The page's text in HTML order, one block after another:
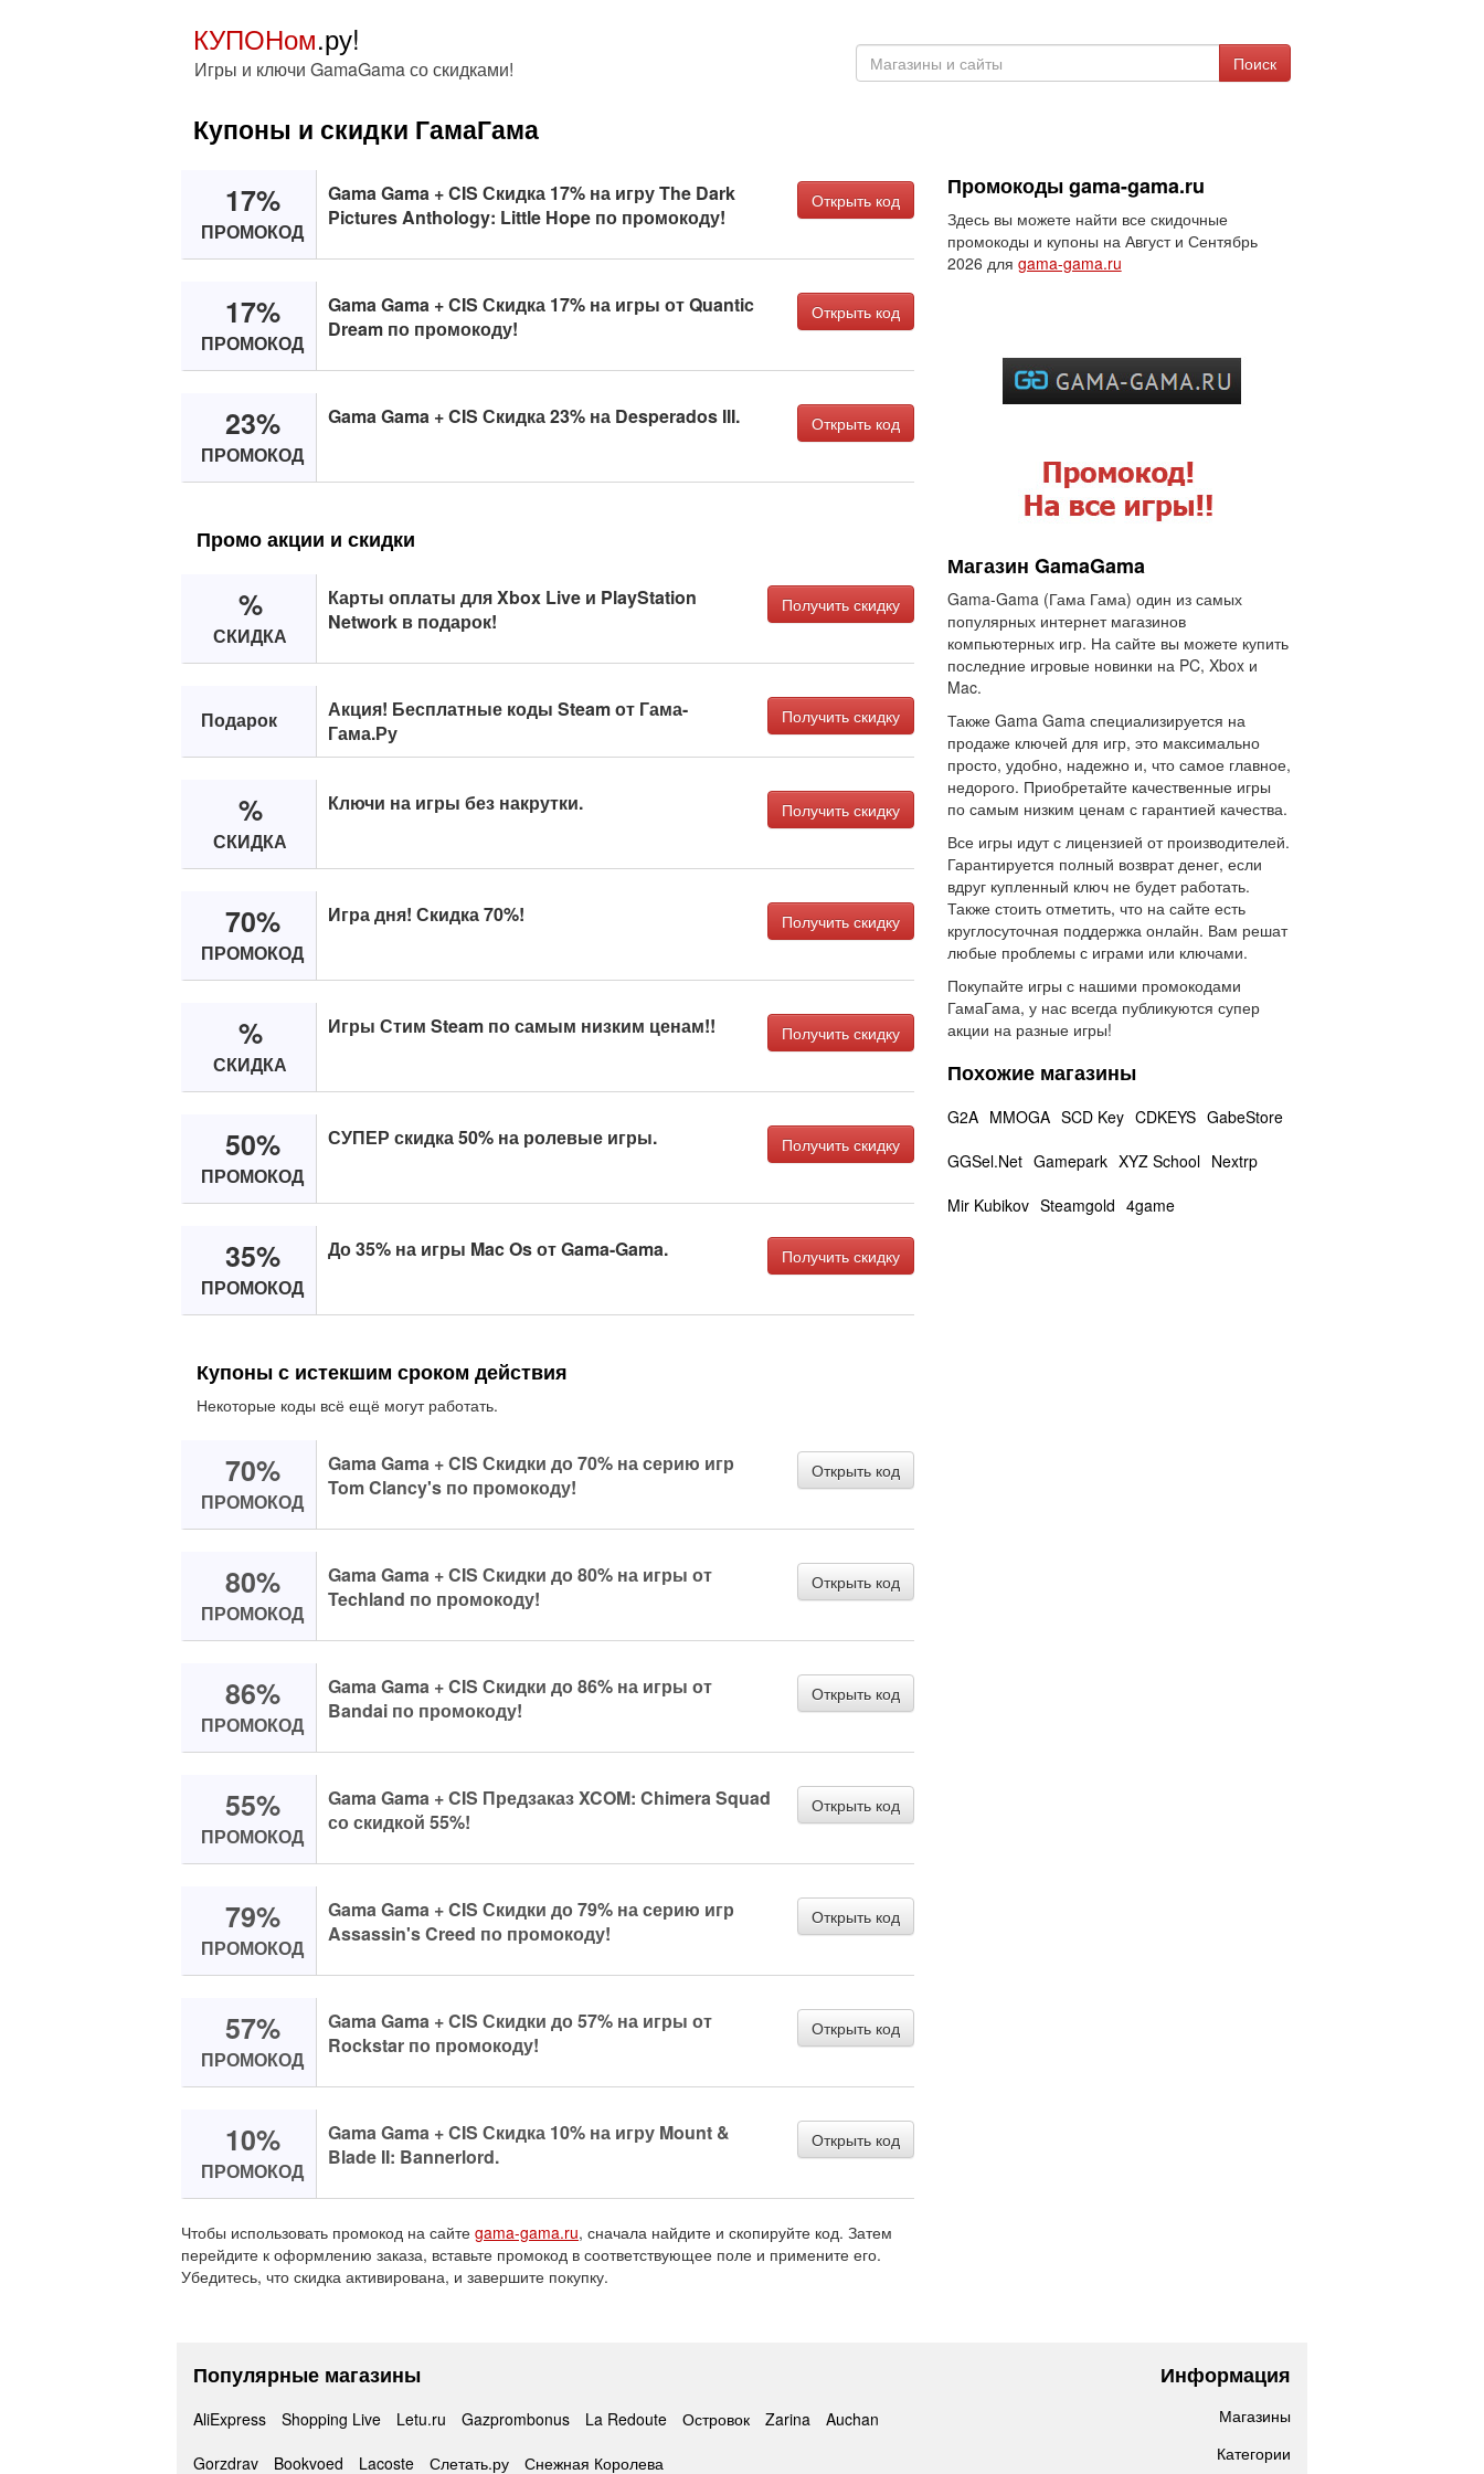
КУПОНом.ру!
Игры и ключи GamaGama со скидками! Поиск
Купоны и скидки ГамаГама
17%
ПРОМОКОД
Gama Gama + CIS Скидка 17% на игру The Dark
Pictures Anthology: Little Hope по промокоду!
Открыть код
17%
ПРОМОКОД
Gama Gama + CIS Скидка 17% на игры от Quantic
Dream по промокоду!
Открыть код
23%
ПРОМОКОД
Gama Gama + CIS Скидка 23% на Desperados III. Открыть код
Промо акции и скидки
%
СКИДКА
Карты оплаты для Xbox Live и PlayStation
Network в подарок!
Получить скидку
Подарок
Акция! Бесплатные коды Steam от Гама-
Гама.Ру
Получить скидку
%
СКИДКА
Ключи на игры без накрутки. Получить скидку
70%
ПРОМОКОД
Игра дня! Скидка 70%! Получить скидку
%
СКИДКА
Игры Стим Steam по самым низким ценам!! Получить скидку
50%
ПРОМОКОД
СУПЕР скидка 50% на ролевые игры. Получить скидку
35%
ПРОМОКОД
До 35% на игры Mac Os от Gama-Gama. Получить скидку
Купоны с истекшим сроком действия
Некоторые коды всё ещё могут работать.
70%
ПРОМОКОД
Gama Gama + CIS Скидки до 70% на серию игр
Tom Clancy's по промокоду!
Открыть код
80%
ПРОМОКОД
Gama Gama + CIS Скидки до 80% на игры от
Techland по промокоду!
Открыть код
86%
ПРОМОКОД
Gama Gama + CIS Скидки до 86% на игры от
Bandai по промокоду!
Открыть код
55%
ПРОМОКОД
Gama Gama + CIS Предзаказ XCOM: Chimera Squad
со скидкой 55%!
Открыть код
79%
ПРОМОКОД
Gama Gama + CIS Скидки до 79% на серию игр
Assassin's Creed по промокоду!
Открыть код
57%
ПРОМОКОД
Gama Gama + CIS Скидки до 57% на игры от
Rockstar по промокоду!
Открыть код
10%
ПРОМОКОД
Gama Gama + CIS Скидка 10% на игру Mount &
Blade II: Bannerlord.
Открыть код
Чтобы использовать промокод на сайте gama-gama.ru, сначала найдите и скопируйте код. Затем
перейдите к оформлению заказа, вставьте промокод в соответствующее поле и примените его.
Убедитесь, что скидка активирована, и завершите покупку.
Промокоды gama-gama.ru
Здесь вы можете найти все скидочные
промокоды и купоны на Август и Сентябрь
2026 для gama-gama.ru
Магазин GamaGama
Gama-Gama (Гама Гама) один из самых
популярных интернет магазинов
компьютерных игр. На сайте вы можете купить
последние игровые новинки на PC, Xbox и
Mac.
Также Gama Gama специализируется на
продаже ключей для игр, это максимально
просто, удобно, надежно и, что самое главное,
недорого. Приобретайте качественные игры
по самым низким ценам с гарантией качества.
Все игры идут с лицензией от производителей.
Гарантируется полный возврат денег, если
вдруг купленный ключ не будет работать.
Также стоить отметить, что на сайте есть
круглосуточная поддержка онлайн. Вам решат
любые проблемы с играми или ключами.
Покупайте игры с нашими промокодами
ГамаГама, у нас всегда публикуются супер
акции на разные игры!
Похожие магазины
G2A MMOGA SCD Key CDKEYS GabeStore
GGSel.Net Gamepark XYZ School Nextrp
Mir Kubikov Steamgold 4game
Популярные магазины
AliExpress Shopping Live Letu.ru Gazprombonus La Redoute Островок Zarina
Auchan
Gorzdrav
Bookvoed Lacoste Слетать.ру Снежная Королева
Информация
Магазины
Категории